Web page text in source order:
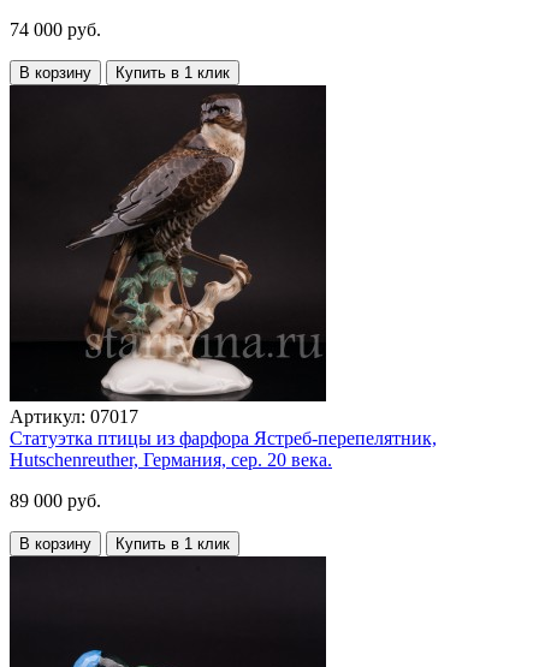
74 000 руб.
В корзину Купить в 1 клик
Артикул: 07017
Статуэтка птицы из фарфора Ястреб-перепелятник,
Hutschenreuther, Германия, сер. 20 века.
89 000 руб.
В корзину Купить в 1 клик